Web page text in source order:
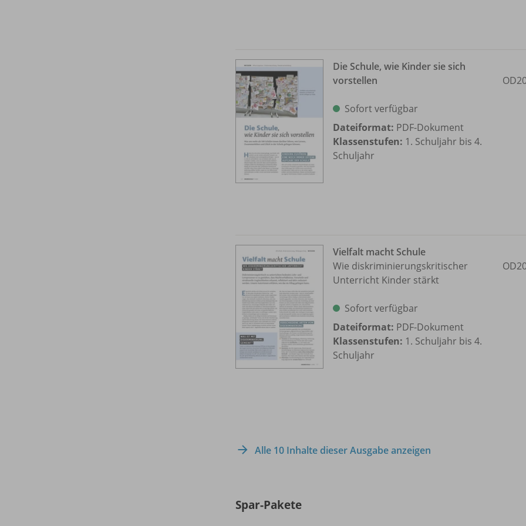
Die Schule, wie Kinder sie sich
vorstellen
Sofort verfügbar
Dateiformat: PDF-Dokument
Klassenstufen: 1. Schuljahr bis 4.
Schuljahr
Vielfalt macht Schule
Wie diskriminierungskritischer
Unterricht Kinder stärkt
Sofort verfügbar
Dateiformat: PDF-Dokument
Klassenstufen: 1. Schuljahr bis 4.
Schuljahr
Alle 10 Inhalte dieser Ausgabe anzeigen
Spar-Pakete